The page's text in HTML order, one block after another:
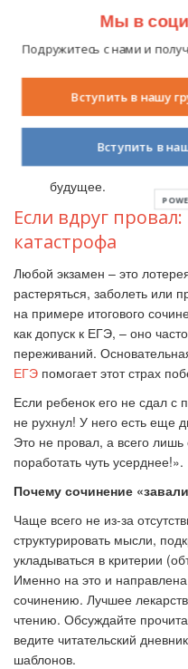
и физическая
необходимые
геройствуйте.
систему и
никогда не упрекайте
него деньги». Это
будущее.
Если вдруг
катастрофа
Любой экзамен – это
растеряться, заболеть или
на примере итогового
как допуск к ЕГЭ, – оно
переживаний.
ЕГЭ помогает этот страх
Если ребенок его не сдал с
не рухнул! У него есть еще
Это не провал, а всего
поработать чуть усерднее!».
Почему сочинение
Чаще всего не из-за
структурировать мысли,
укладываться в критерии
Именно на это и направлена
сочинению. Лучшее
чтению. Обсуждайте
ведите читательский
шаблонов.
Мы в
Подружитесь с нами и
Вступить в нашу
Вступить в